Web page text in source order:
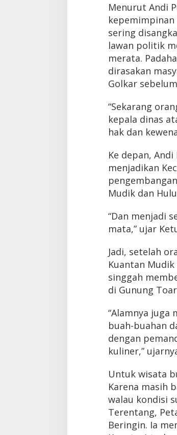
Menurut Andi
sering
lawan politik
merata.
dirasakan
Golkar
“Sekarang
kepala dinas
hak dan
Ke depan,
menjadikan
Mudik dan
“Dan menjadi
mata,” ujar
Jadi, setelah
Kuantan
singgah
di Gunung
“Alamnya
buah-buahan
dengan
kuliner,”
Untuk wisata
Karena masih
walau kondisi
Terentang,
Beringin. Ia